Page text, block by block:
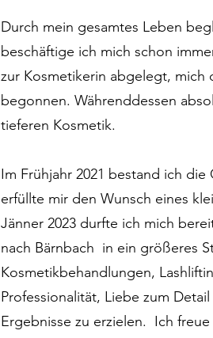
Durch mein gesamtes Leben
beschäftige ich mich schon
zur Kosmetikerin abgelegt, mich
begonnen. Währenddessen
tieferen Kosmetik.
Im Frühjahr 2021 bestand ich
erfüllte mir den Wunsch eines
Jänner 2023 durfte ich mich
nach Bärnbach in ein größeres
Kosmetikbehandlungen,
Professionalität, Liebe zum
Ergebnisse zu erzielen. Ich